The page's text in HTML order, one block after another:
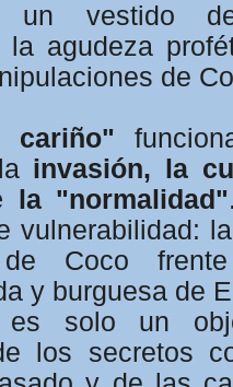
un vestido
la agudeza
de
cariño"
invasión, la
la "normalidad"
vulnerabilidad:
Coco
y burguesa de
solo un
los secretos